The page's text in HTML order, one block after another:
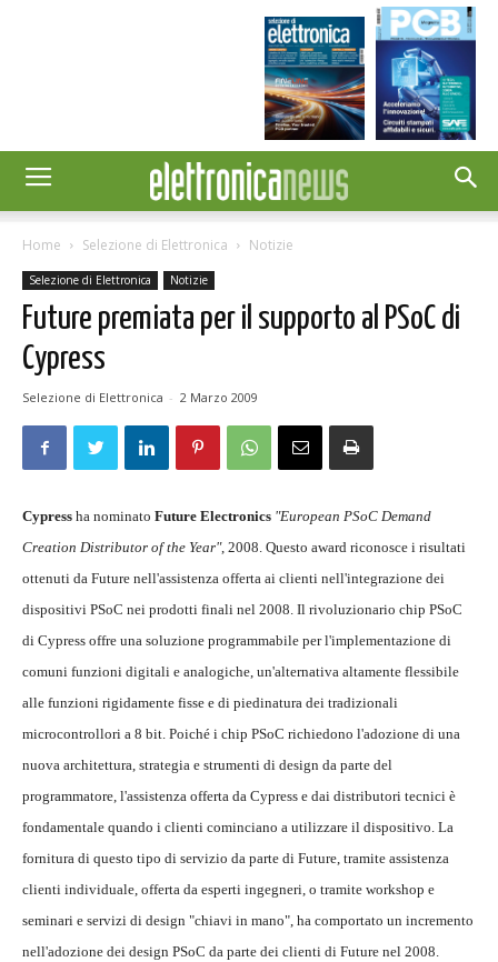
Home Selezione di Elettronica Notizie
Selezione di Elettronica Notizie
Future premiata per il supporto al PSoC di
Cypress
Selezione di Elettronica - 2 Marzo 2009
Cypress ha nominato Future Electronics "European PSoC Demand
Creation Distributor of the Year", 2008. Questo award riconosce i risultati
ottenuti da Future nell'assistenza offerta ai clienti nell'integrazione dei
dispositivi PSoC nei prodotti finali nel 2008. Il rivoluzionario chip PSoC
di Cypress offre una soluzione programmabile per l'implementazione di
comuni funzioni digitali e analogiche, un'alternativa altamente flessibile
alle funzioni rigidamente fisse e di piedinatura dei tradizionali
microcontrollori a 8 bit. Poiché i chip PSoC richiedono l'adozione di una
nuova architettura, strategia e strumenti di design da parte del
programmatore, l'assistenza offerta da Cypress e dai distributori tecnici è
fondamentale quando i clienti cominciano a utilizzare il dispositivo. La
fornitura di questo tipo di servizio da parte di Future, tramite assistenza
clienti individuale, offerta da esperti ingegneri, o tramite workshop e
seminari e servizi di design "chiavi in mano", ha comportato un incremento
nell'adozione dei design PSoC da parte dei clienti di Future nel 2008.